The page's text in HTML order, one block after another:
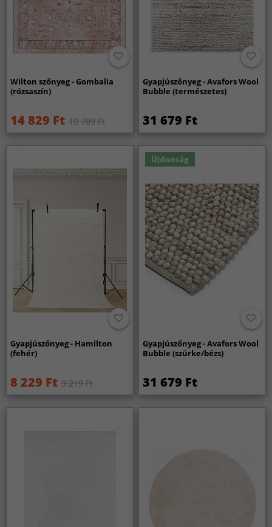
Wilton szőnyeg - Gombalia
(rózsaszín)
14 829 Ft 19 789 Ft
Gyapjúszőnyeg - Avafors Wool
Bubble (természetes)
31 679 Ft
Gyapjúszőnyeg - Hamilton
(fehér)
8 229 Ft 9 219 Ft
Újdonság
Gyapjúszőnyeg - Avafors Wool
Bubble (szürke/bézs)
31 679 Ft